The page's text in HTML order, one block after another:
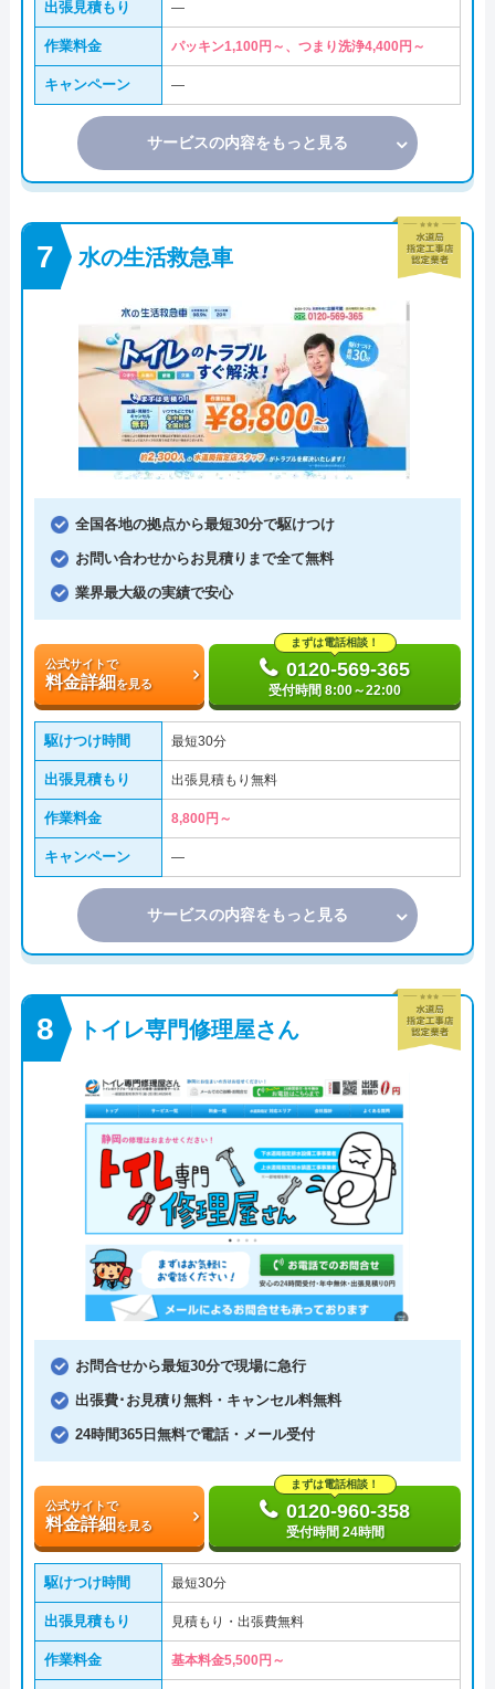
出張見積もり ―
作業料金 パッキン1,100円～、つまり洗浄4,400円～
キャンペーン ―
サービスの内容をもっと見る
水の生活救急車
全国各地の拠点から最短30分で駆けつけ
お問い合わせからお見積りまで全て無料
業界最大級の実績で安心
公式サイトで
料金詳細を見る
まずは電話相談！
0120-569-365
受付時間 8:00～22:00
駆けつけ時間 最短30分
出張見積もり 出張見積もり無料
作業料金 8,800円～
キャンペーン ―
サービスの内容をもっと見る
トイレ専門修理屋さん
お問合せから最短30分で現場に急行
出張費･お見積り無料・キャンセル料無料
24時間365日無料で電話・メール受付
公式サイトで
料金詳細を見る
まずは電話相談！
0120-960-358
受付時間 24時間
駆けつけ時間 最短30分
出張見積もり 見積もり・出張費無料
作業料金 基本料金5,500円～